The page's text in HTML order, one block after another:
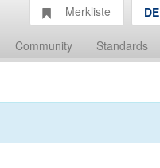
Community Standards
Merkliste DE